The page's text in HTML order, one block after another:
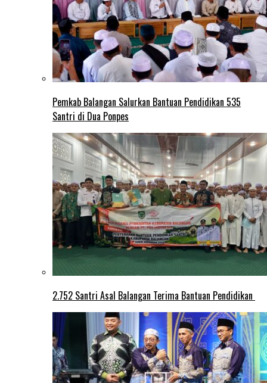
Pemkab Balangan Salurkan Bantuan Pendidikan 535
Santri di Dua Ponpes
2.752 Santri Asal Balangan Terima Bantuan Pendidikan